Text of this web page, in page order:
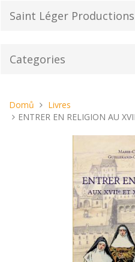
Saint Léger Productions
Categories
Nacházíte
se
Domů
Livres
ENTRER EN RELIGION AU